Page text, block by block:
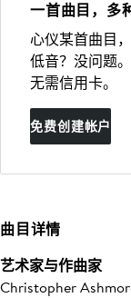
一首曲目，多
心仪某首曲目
低音？没问题
无需信用卡。
免费创建帐户
曲目详情
艺术家与作曲家
Christopher